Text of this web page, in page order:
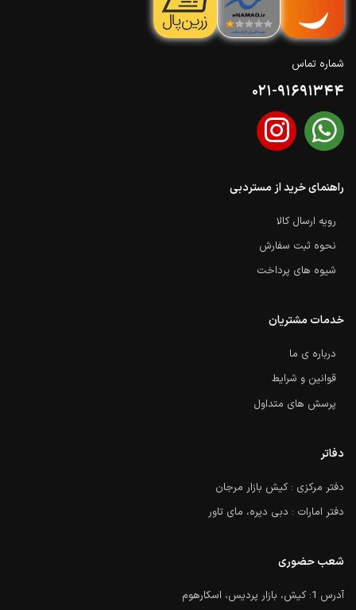
شماره تماس
021-91691344
راهنمای خرید از مستردبی
رویه ارسال کالا
نحوه ثبت سفارش
شیوه های پرداخت
خدمات مشتریان
درباره ی ما
قوانین و شرایط
پرسش های متداول
دفاتر
دفتر مرکزی : کیش بازار مرجان
دفتر امارات : دبی دیره، مای تاور
شعب حضوری
آدرس 1: کیش، بازار پردیس، اسکارهوم